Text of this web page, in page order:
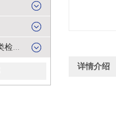
详情介绍